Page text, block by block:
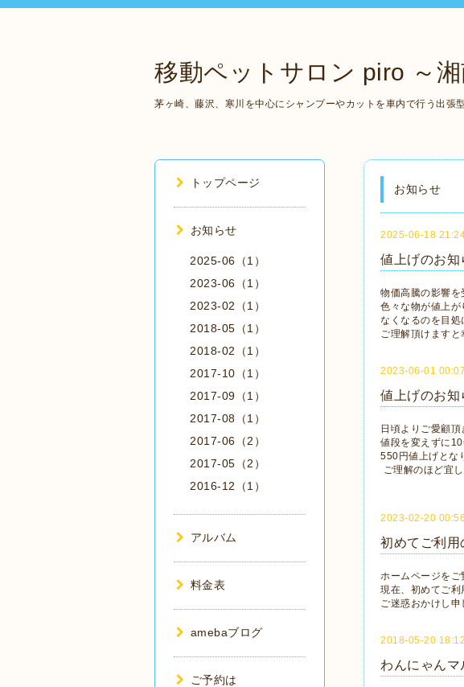
移動ペットサロン piro ～
茅ヶ崎、藤沢、寒川を中心にシャンプーやカットを車内で行う出張
お知らせ
2025-06-18
値上げのお知
物価高騰の影響を
色々な物が値上
なくなるのを目処
ご理解頂けますと
2023-06-01
値上げのお知
日頃よりご愛顧頂
値段を変えずに
550円値上げとな
ご理解のほど宜
2023-02-20
初めてご利用
ホームページをご
現在、初めてご利
ご迷惑おかけし申
2018-05-20
わんにゃんマ
トップページ
お知らせ
2025-06（1）
2023-06（1）
2023-02（1）
2018-05（1）
2018-02（1）
2017-10（1）
2017-09（1）
2017-08（1）
2017-06（2）
2017-05（2）
2016-12（1）
アルバム
料金表
amebaブログ
ご予約は